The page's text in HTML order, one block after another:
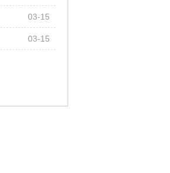
03-15
03-15